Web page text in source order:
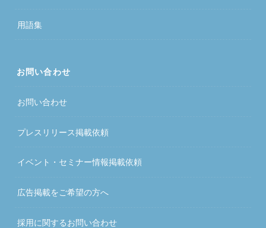
用語集
お問い合わせ
お問い合わせ
プレスリリース掲載依頼
イベント・セミナー情報掲載依頼
広告掲載をご希望の方へ
採用に関するお問い合わせ